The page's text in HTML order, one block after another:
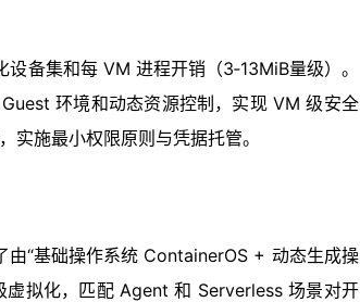
备集和每 VM 进程开销（3‑13MiB量级）。
环境和动态资源控制，实现 VM 级安全
施最小权限原则与凭据托管。
“基础操作系统 ContainerOS + 动态生成操
拟化，匹配 Agent 和 Serverless 场景对开